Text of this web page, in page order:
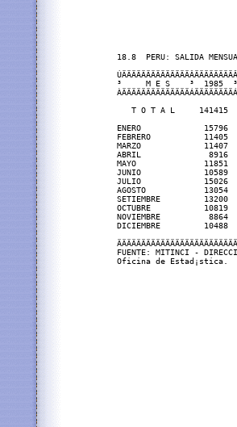
18.8  PERU: SALIDA
³     M E S    ³  1985
T O T A L     141415
ENERO             15796
FEBRERO
MARZO             11407
ABRIL              8916
MAYO              11851
JUNIO             10589
JULIO             15026
AGOSTO            13054
SETIEMBRE
OCTUBRE
NOVIEMBRE
DICIEMBRE
FUENTE: MITINCI -